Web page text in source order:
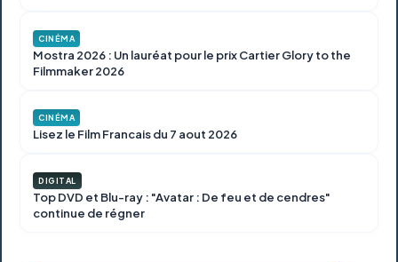
CINÉMA
Mostra 2026 : Un lauréat pour le prix Cartier Glory to the
Filmmaker 2026
CINÉMA
Lisez le Film Francais du 7 aout 2026
DIGITAL
Top DVD et Blu-ray : "Avatar : De feu et de cendres"
continue de régner